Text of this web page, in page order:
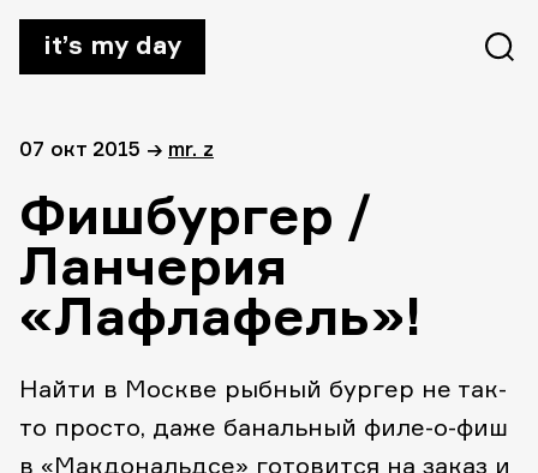
it’s my day
07 окт 2015 → mr. z
Фишбургер /
Ланчерия
«Лафлафель»!
Найти в Москве рыбный бургер не так-
то просто, даже банальный филе-о-фиш
в «Макдональдсе» готовится на заказ и